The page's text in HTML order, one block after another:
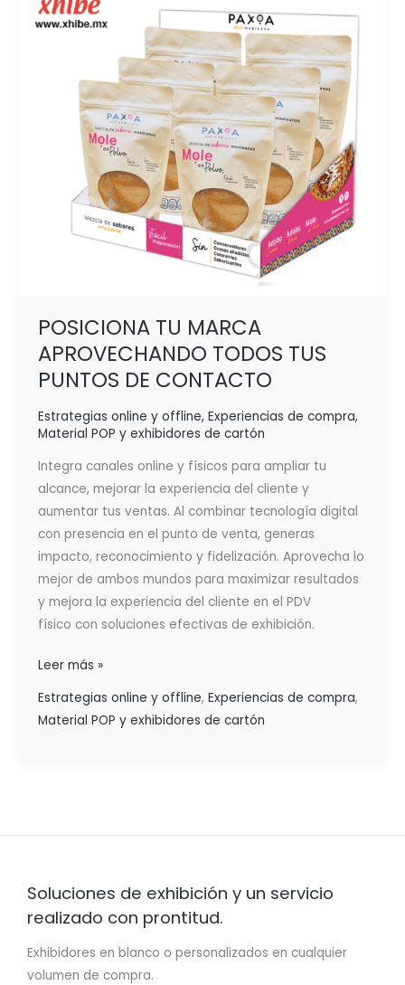
POSICIONA TU MARCA
APROVECHANDO TODOS TUS
PUNTOS DE CONTACTO
Estrategias online y offline, Experiencias de compra,
Material POP y exhibidores de cartón
Integra canales online y físicos para ampliar tu
alcance, mejorar la experiencia del cliente y
aumentar tus ventas. Al combinar tecnología digital
con presencia en el punto de venta, generas
impacto, reconocimiento y fidelización. Aprovecha lo
mejor de ambos mundos para maximizar resultados
y mejora la experiencia del cliente en el PDV
físico con soluciones efectivas de exhibición.
APROVECHANDO
TODOS
PUNTOS
CONTACTO
Leer más »
Estrategias online y offline, Experiencias de compra,
Material POP y exhibidores de cartón
Soluciones de exhibición y un servicio
realizado con prontitud.
Exhibidores en blanco o personalizados en cualquier
volumen de compra.